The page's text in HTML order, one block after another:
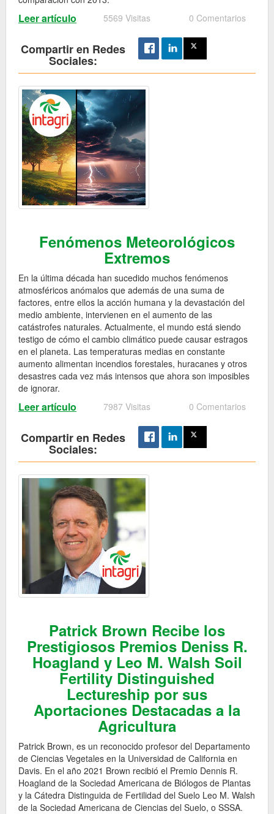
Leer artículo 5569 Visitas 0 Comentarios
Compartir en Redes
Sociales:
Fenómenos Meteorológicos
Extremos
En la última década han sucedido muchos fenómenos
atmosféricos anómalos que además de una suma de
factores, entre ellos la acción humana y la devastación del
medio ambiente, intervienen en el aumento de las
catástrofes naturales. Actualmente, el mundo está siendo
testigo de cómo el cambio climático puede causar estragos
en el planeta. Las temperaturas medias en constante
aumento alimentan incendios forestales, huracanes y otros
desastres cada vez más intensos que ahora son imposibles
de ignorar.
Leer artículo 7987 Visitas 0 Comentarios
Compartir en Redes
Sociales:
Patrick Brown Recibe los
Prestigiosos Premios Deniss R.
Hoagland y Leo M. Walsh Soil
Fertility Distinguished
Lectureship por sus
Aportaciones Destacadas a la
Agricultura
Patrick Brown, es un reconocido profesor del Departamento
de Ciencias Vegetales en la Universidad de California en
Davis. En el año 2021 Brown recibió el Premio Dennis R.
Hoagland de la Sociedad Americana de Biólogos de Plantas
y la Cátedra Distinguida de Fertilidad del Suelo Leo M. Walsh
de la Sociedad Americana de Ciencias del Suelo, o SSSA.